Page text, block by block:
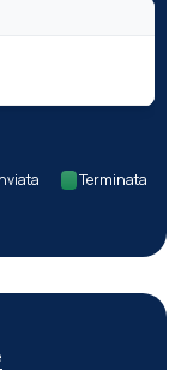
Terminata